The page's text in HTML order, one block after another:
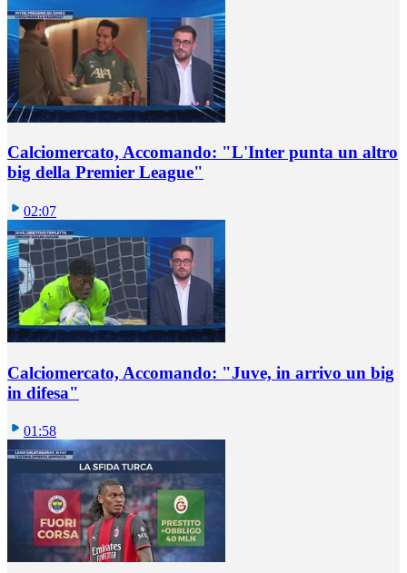
Calciomercato, Accomando: "L'Inter punta un altro
big della Premier League"
02:07
Calciomercato, Accomando: "Juve, in arrivo un big
in difesa"
01:58